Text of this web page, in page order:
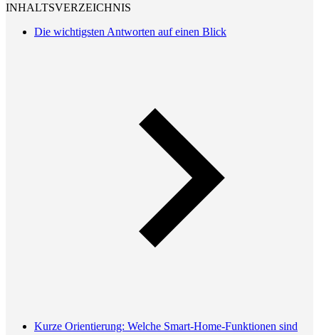
INHALTSVERZEICHNIS
Die wichtigsten Antworten auf einen Blick
Kurze Orientierung: Welche Smart-Home-Funktionen sind